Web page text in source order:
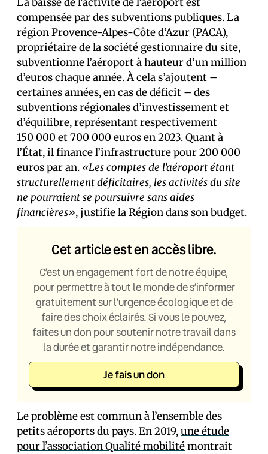
compensée par des subventions publiques. La
région Provence-Alpes-Côte d’Azur (PACA),
propriétaire de la société gestionnaire du site,
subventionne l’aéroport à hauteur d’un million
d’euros chaque année. À cela s’ajoutent –
certaines années, en cas de déficit – des
subventions régionales d’investissement et
d’équilibre, représentant respectivement
150 000 et 700 000 euros en 2023. Quant à
l’État, il finance l’infrastructure pour 200 000
euros par an. «Les comptes de l’aéroport étant
structurellement déficitaires, les activités du site
ne pourraient se poursuivre sans aides
financières»,justifie la Régiondans son budget.
Cet article est en accès libre.
C’est un engagement fort de notre équipe,
pour permettre à tout le monde de s’informer
gratuitement sur l’urgence écologique et de
faire des choix éclairés. Si vous le pouvez,
faites un don pour soutenir notre travail dans
la durée et garantir notre indépendance.
Je fais un don
Le problème est commun à l’ensemble des
petits aéroports du pays. En 2019,une étude
pour l’association Qualité mobilitémontrait